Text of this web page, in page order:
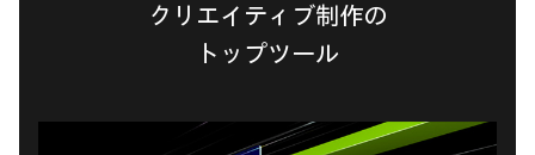
クリエイティブ制作の
トップツール